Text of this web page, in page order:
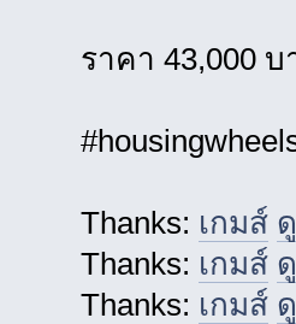
ราคา 43,000
Thanks: เกมส์
Thanks: เกมส์
Thanks: เกมส์